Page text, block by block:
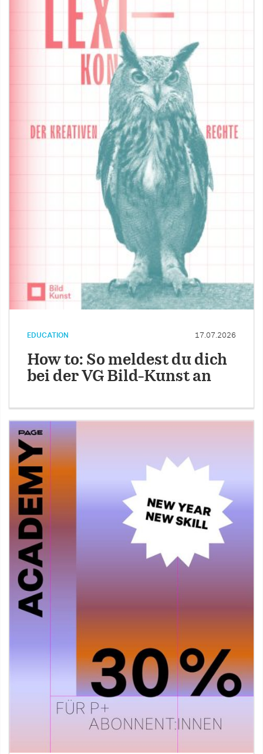
EDUCATION 17.07.2026
How to: So meldest du dich
bei der VG Bild-Kunst an